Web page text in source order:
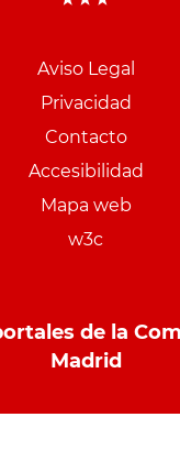
Aviso Legal
Privacidad
Contacto
Accesibilidad
Mapa web
w3c
de la
Madrid